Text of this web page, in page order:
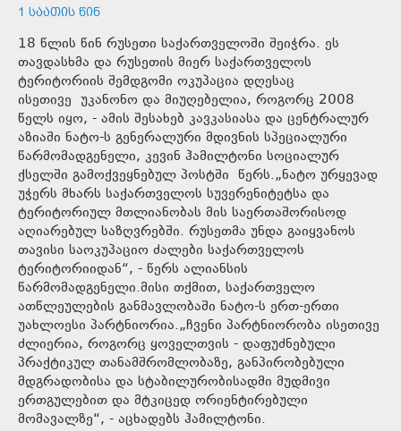
1 ᲡᲐᲐᲗᲘᲡ ᲬᲘᲜ
18 წლის წინ რუსეთი საქართველოში შეიჭრა. ეს
თავდასხმა და რუსეთის მიერ საქართველოს
ტერიტორიის შემდგომი ოკუპაცია დღესაც
ისეთივე უკანონო და მიუღებელია, როგორც 2008
წელს იყო, - ამის შესახებ კავკასიასა და ცენტრალურ
აზიაში ნატო-ს გენერალური მდივნის სპეციალური
წარმომადგენელი, კევინ ჰამილტონი სოციალურ
ქსელში გამოქვეყნებულ პოსტში წერს.„ნატო ურყევად
უჭერს მხარს საქართველოს სუვერენიტეტსა და
ტერიტორიულ მთლიანობას მის საერთაშორისოდ
აღიარებულ საზღვრებში. რუსეთმა უნდა გაიყვანოს
თავისი საოკუპაციო ძალები საქართველოს
ტერიტორიიდან“, - წერს ალიანსის
წარმომადგენელი.მისი თქმით, საქართველო
ათწლეულების განმავლობაში ნატო-ს ერთ-ერთი
უახლოესი პარტნიორია.„ჩვენი პარტნიორობა ისეთივე
ძლიერია, როგორც ყოველთვის - დაფუძნებული
პრაქტიკულ თანამშრომლობაზე, განპირობებული
მდგრადობისა და სტაბილურობისადმი მუდმივი
ერთგულებით და მტკიცედ ორიენტირებული
მომავალზე“, - აცხადებს ჰამილტონი.